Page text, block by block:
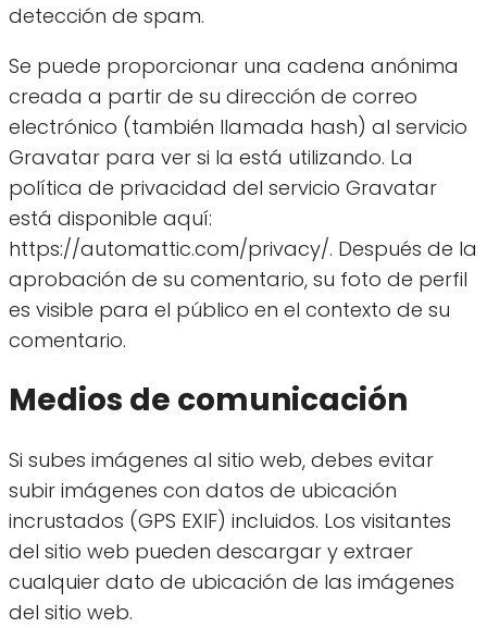
detección de spam.
Se puede proporcionar una cadena anónima
creada a partir de su dirección de correo
electrónico (también llamada hash) al servicio
Gravatar para ver si la está utilizando. La
política de privacidad del servicio Gravatar
está disponible aquí:
https://automattic.com/privacy/. Después de la
aprobación de su comentario, su foto de perfil
es visible para el público en el contexto de su
comentario.
Medios de comunicación
Si subes imágenes al sitio web, debes evitar
subir imágenes con datos de ubicación
incrustados (GPS EXIF) incluidos. Los visitantes
del sitio web pueden descargar y extraer
cualquier dato de ubicación de las imágenes
del sitio web.